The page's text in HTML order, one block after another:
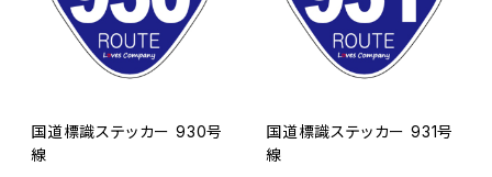
国道標識ステッカー 930号
線
国道標識ステッカー 931号
線